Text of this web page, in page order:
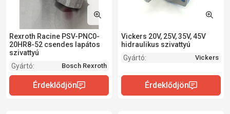
Rexroth Racine PSV-PNC0-
20HR8-52 csendes lapátos
szivattyú
Gyártó:
Bosch Rexroth
Vickers 20V, 25V, 35V, 45V
hidraulikus szivattyú
Gyártó:
Vickers